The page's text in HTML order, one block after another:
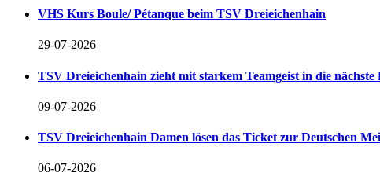
VHS Kurs Boule/ Pétanque beim TSV Dreieichenhain
29-07-2026
TSV Dreieichenhain zieht mit starkem Teamgeist in die nächste
09-07-2026
TSV Dreieichenhain Damen lösen das Ticket zur Deutschen
06-07-2026